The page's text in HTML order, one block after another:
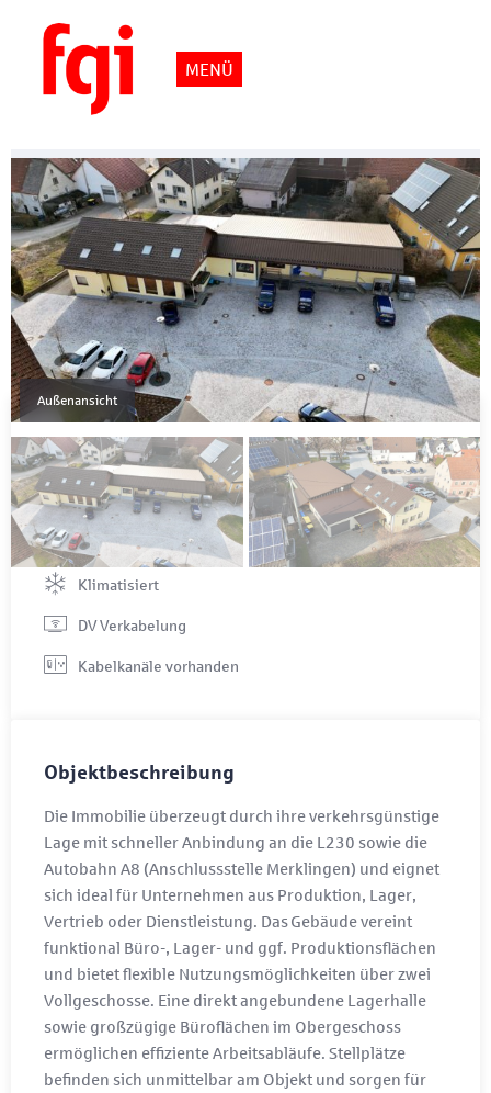
MENÜ
Außenansicht
Flexibles Gewerbeobjekt:
Lager-, Produktionsflächen
und Bürogebäude vereint
Objektnummer 101685/02
Eckdaten
Kaltmiete
5.000 €
Stellplatz
Klimatisiert
DV Verkabelung
Kabelkanäle vorhanden
Objektbeschreibung
Die Immobilie überzeugt durch ihre verkehrsgünstige
Lage mit schneller Anbindung an die L230 sowie die
Autobahn A8 (Anschlussstelle Merklingen) und eignet
sich ideal für Unternehmen aus Produktion, Lager,
Vertrieb oder Dienstleistung. Das Gebäude vereint
funktional Büro-, Lager- und ggf. Produktionsflächen
und bietet flexible Nutzungsmöglichkeiten über zwei
Vollgeschosse. Eine direkt angebundene Lagerhalle
sowie großzügige Büroflächen im Obergeschoss
ermöglichen effiziente Arbeitsabläufe. Stellplätze
befinden sich unmittelbar am Objekt und sorgen für